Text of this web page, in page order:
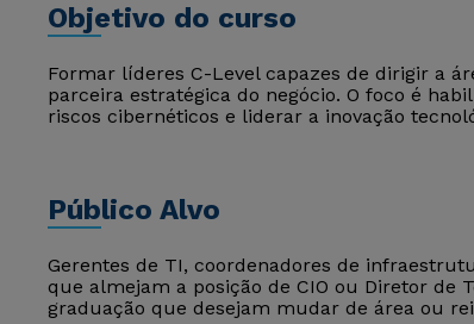
Objetivo do curso
Formar líderes C-Level capazes de dirigir a
parceira estratégica do negócio. O foco é
riscos cibernéticos e liderar a inovação
Público Alvo
Gerentes de TI, coordenadores de
que almejam a posição de CIO ou Diretor de
graduação que desejam mudar de área ou